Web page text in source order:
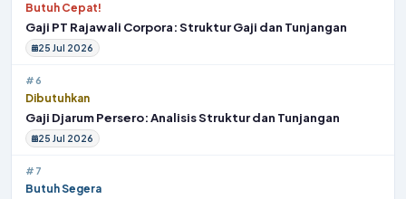
Butuh Cepat!
Gaji PT Rajawali Corpora: Struktur Gaji dan Tunjangan
25 Jul 2026
#6
Dibutuhkan
Gaji Djarum Persero: Analisis Struktur dan Tunjangan
25 Jul 2026
#7
Butuh Segera